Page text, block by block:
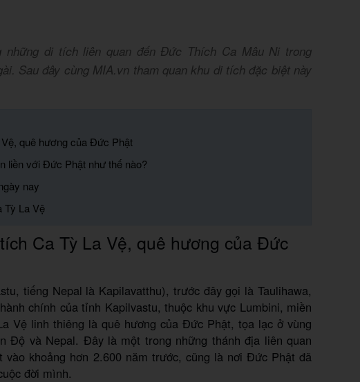
những di tích liên quan đến Đức Thích Ca Mâu Ni trong
Sau đây cùng MIA.vn tham quan khu di tích đặc biệt này
quê hương của Đức Phật
liền với Đức Phật như thế nào?
nay
Tỳ La Vệ
Ca Tỳ La Vệ, quê hương của Đức
tiếng Nepal là Kapilavatthu), trước đây gọi là Taulihawa,
chính của tỉnh Kapilvastu, thuộc khu vực Lumbini, miền
Vệ linh thiêng là quê hương của Đức Phật, tọa lạc ở vùng
Độ và Nepal. Đây là một trong những thánh địa liên quan
vào khoảng hơn 2.600 năm trước, cũng là nơi Đức Phật đã
đời mình.